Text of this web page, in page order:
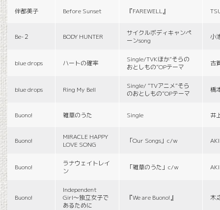
伴都美子 Before Sunset 『FAREWELL』
Be-２ BODY HUNTER
サイクルボディキャンペ
ーンsong
小
blue drops ハートの確率
Single/TVKほか“そらの
おとしもの”OPテーマ
古
blue drops Ring My Bell
Single/ “TVアニメ“そら
のおとしもの”OPテーマ
橋
Buono! 雑草のうた Single 井
Buono!
MIRACLE HAPPY
LOVE SONG
「Our Songs」c/w
Buono!
ラナウェイトレイ
ン
「雑草のうた」c/w
Buono!
Independent
Girl〜独立女子で
あるために
『We are Buono!』 木